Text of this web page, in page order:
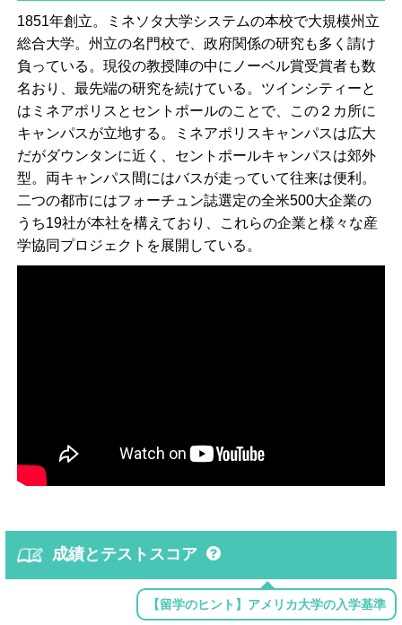
1851年創立。ミネソタ大学システムの本校で大規模州立
総合大学。州立の名門校で、政府関係の研究も多く請け
負っている。現役の教授陣の中にノーベル賞受賞者も数
名おり、最先端の研究を続けている。ツインシティーと
はミネアポリスとセントポールのことで、この２カ所に
キャンパスが立地する。ミネアポリスキャンパスは広大
だがダウンタンに近く、セントポールキャンパスは郊外
型。両キャンパス間にはバスが走っていて往来は便利。
二つの都市にはフォーチュン誌選定の全米500大企業の
うち19社が本社を構えており、これらの企業と様々な産
学協同プロジェクトを展開している。
成績とテストスコア
【留学のヒント】アメリカ大学の入学基準